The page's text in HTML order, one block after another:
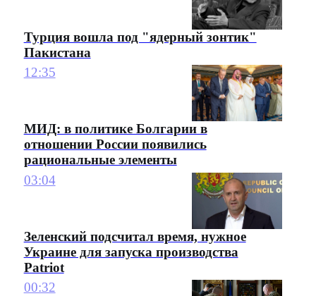
Турция вошла под "ядерный зонтик"
Пакистана
12:35
МИД: в политике Болгарии в
отношении России появились
рациональные элементы
03:04
Зеленский подсчитал время, нужное
Украине для запуска производства
Patriot
00:32